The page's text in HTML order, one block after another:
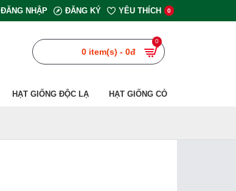
ĐĂNG NHẬP ĐĂNG KÝ YÊU THÍCH 0
0 item(s) - 0đ
0
HẠT GIỐNG ĐỘC LẠ HẠT GIỐNG CỎ